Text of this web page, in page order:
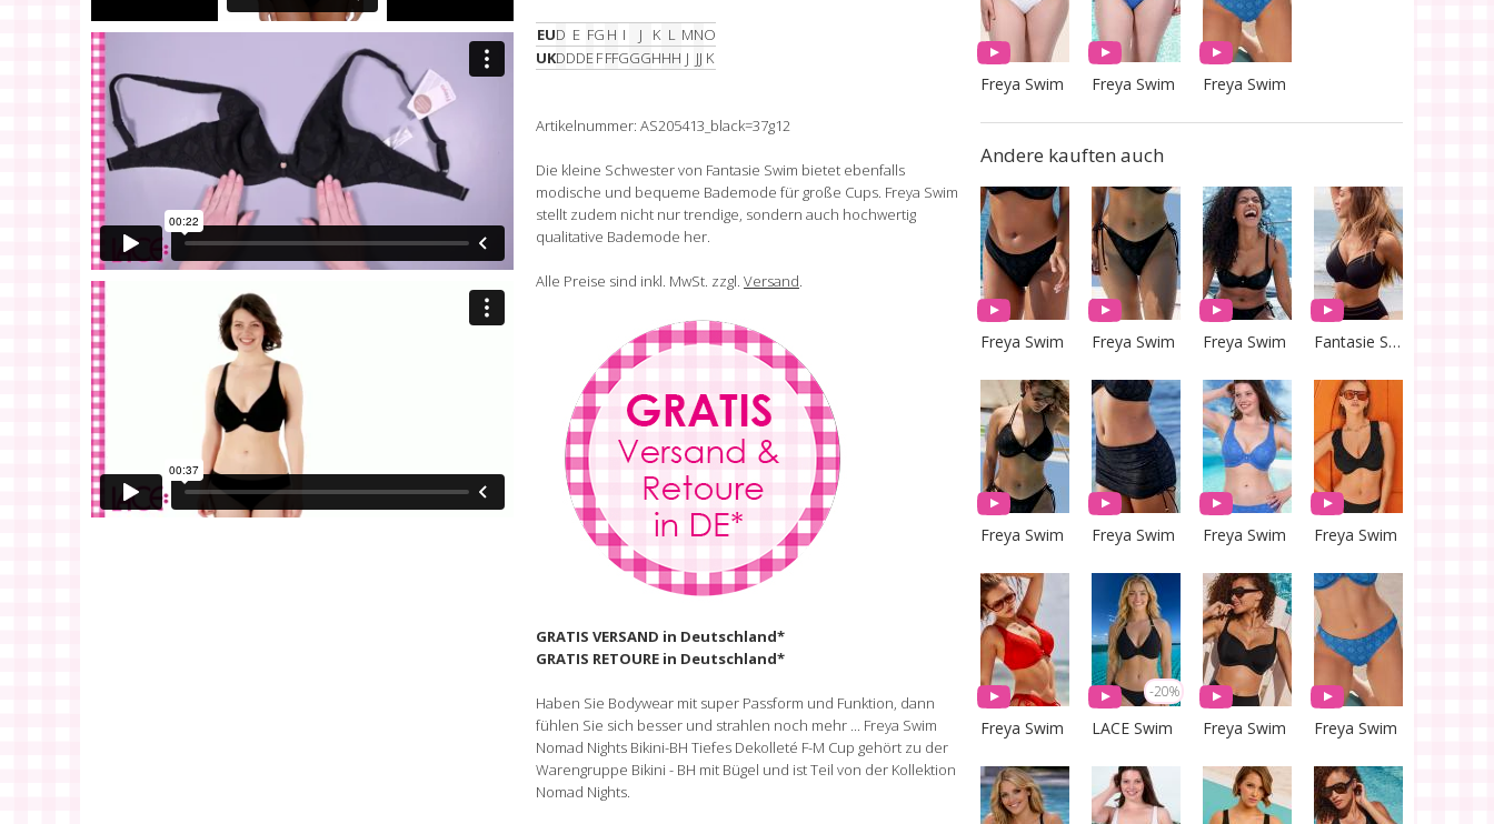
EUD E FG H I J K L MNO
UKDDDEFFFGGGHHH J JJ K
Artikelnummer: AS205413_black=37g12
Die kleine Schwester von Fantasie Swim bietet ebenfalls
modische und bequeme Bademode für große Cups. Freya Swim
stellt zudem nicht nur trendige, sondern auch hochwertig
qualitative Bademode her.
Alle Preise sind inkl. MwSt. zzgl. Versand.
GRATIS VERSAND in Deutschland*
GRATIS RETOURE in Deutschland*
Haben Sie Bodywear mit super Passform und Funktion, dann
fühlen Sie sich besser und strahlen noch mehr ... Freya Swim
Nomad Nights Bikini-BH Tiefes Dekolleté F-M Cup gehört zu der
Warengruppe Bikini - BH mit Bügel und ist Teil von der Kollektion
Nomad Nights.
Freya Swim Freya Swim Freya Swim
Andere kauften auch
Freya Swim Freya Swim Freya Swim Fantasie Swim
Freya Swim Freya Swim Freya Swim Freya Swim
Freya Swim
-20%
LACE Swim Freya Swim Freya Swim